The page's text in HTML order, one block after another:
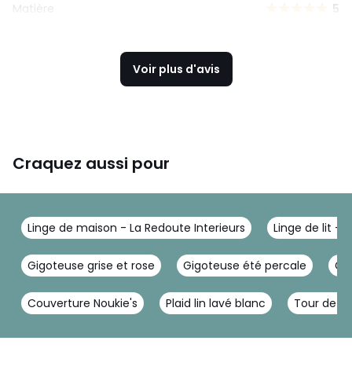
Matière 5
Voir plus d'avis
Craquez aussi pour
Linge de maison - La Redoute Interieurs Linge de lit -
Gigoteuse grise et rose Gigoteuse été percale
Couverture Noukie's Plaid lin lavé blanc Tour de